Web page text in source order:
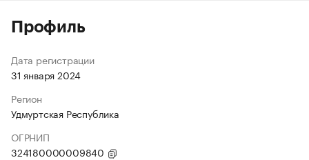
Профиль
Дата регистрации
31 января 2024
Регион
Удмуртская Республика
ОГРНИП
324180000009840